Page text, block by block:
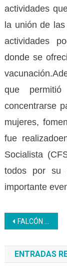
actividades
la unión de
actividades
donde se
que
concentrarse
mujeres,
fue
Socialista
todos por su
importante
de
entradas
FALCÓN | Trabajadores Inces migran cuentas nominas al Banco Digital de los Trabajadores
ENTRADAS